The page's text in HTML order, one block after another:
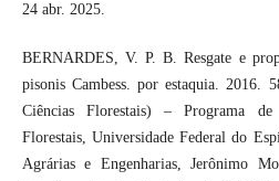
24 abr. 2025.
BERNARDES, V. P. B. Resgate e
pisonis Cambess. por estaquia. 2016.
Ciências Florestais) – Programa de
Florestais, Universidade Federal do
Agrárias e Engenharias, Jerônimo